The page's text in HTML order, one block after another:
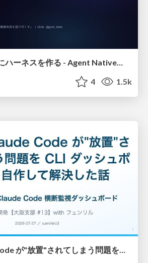
仕様書を書く前にハーネスを作る - Agent Native開発は「探索を速く、判定を固く」
4 1.5k
複数の Claude Code が"放置"されてしまう問題をCLI ダッシュボードを自作して解決した話